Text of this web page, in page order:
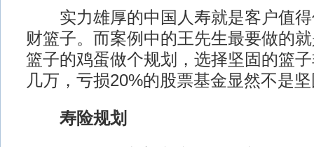
实力雄厚的中国人寿就是客户值得
财篮子。而案例中的王先生最要做的
篮子的鸡蛋做个规划，选择坚固的篮
几万，亏损20%的股票基金显然不是
寿险规划